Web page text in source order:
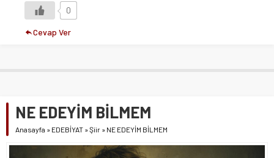
0
Cevap Ver
NE EDEYİM BİLMEM
Anasayfa » EDEBİYAT »Şiir » NE EDEYİM BİLMEM